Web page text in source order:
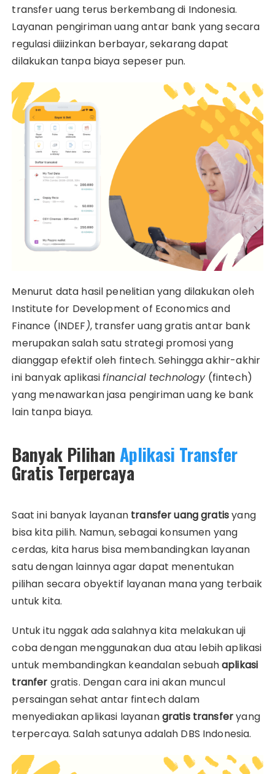
transfer uang terus berkembang di Indonesia.
Layanan pengiriman uang antar bank yang secara
regulasi diiizinkan berbayar, sekarang dapat
dilakukan tanpa biaya sepeser pun.
Menurut data hasil penelitian yang dilakukan oleh
Institute for Development of Economics and
Finance (INDEF), transfer uang gratis antar bank
merupakan salah satu strategi promosi yang
dianggap efektif oleh fintech. Sehingga akhir-akhir
ini banyak aplikasifinancial technology(fintech)
yang menawarkan jasa pengiriman uang ke bank
lain tanpa biaya.
Banyak PilihanAplikasi Transfer
Gratis Terpercaya
Saat ini banyak layanan transfer uang gratisyang
bisa kita pilih. Namun, sebagai konsumen yang
cerdas, kita harus bisa membandingkan layanan
satu dengan lainnya agar dapat menentukan
pilihan secara obyektif layanan mana yang terbaik
untuk kita.
Untuk itu nggak ada salahnya kita melakukan uji
coba dengan menggunakan dua atau lebih aplikasi
untuk membandingkan keandalan sebuahaplikasi
tranfer gratis. Dengan cara ini akan muncul
persaingan sehat antar fintech dalam
menyediakan aplikasi layanangratis transferyang
terpercaya. Salah satunya adalah DBS Indonesia.